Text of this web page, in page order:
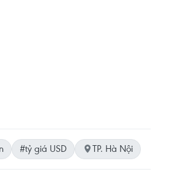
#tỷ giá USD TP. Hà Nội